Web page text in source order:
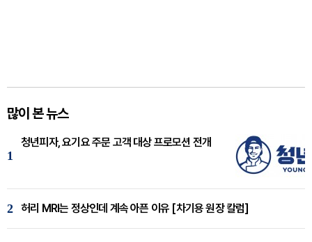
많이 본 뉴스
1
청년피자, 요기요 주문 고객 대상 프로모션 전개
2 허리 MRI는 정상인데 계속 아픈 이유 [차기용 원장 칼럼]